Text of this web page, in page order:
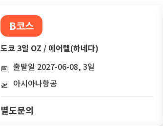
B코스
도쿄 3일 OZ / 에어텔(하네다)
📅 출발일 2027-06-08, 3일
🛫 아시아나항공
별도문의